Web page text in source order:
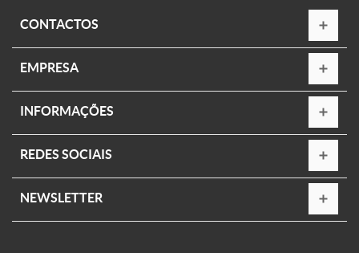
CONTACTOS
EMPRESA
INFORMAÇÕES
REDES SOCIAIS
NEWSLETTER